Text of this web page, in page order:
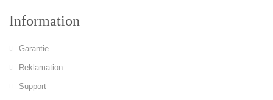
Information
Garantie
Reklamation
Support